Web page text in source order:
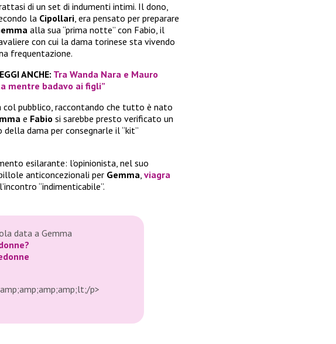
di un set di indumenti intimi. Il dono,
la Cipollari, era pensato per preparare
alla sua “prima notte” con Fabio, il
con cui la dama torinese sta vivendo
frequentazione.
ANCHE: Tra Wanda Nara e Mauro
mentre badavo ai figli”
pubblico, raccontando che tutto è nato
e Fabio si sarebbe presto verificato un
dama per consegnarle il “kit”
esilarante: l’opinionista, nel suo
anticoncezionali per Gemma, viagra
“indimenticabile”.
data a Gemma
p>